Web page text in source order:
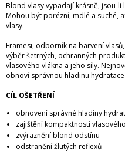
Blond vlasy vypadají krásně, jsou-li
Mohou být porézní, mdlé a suché,
vlasy.
Framesi, odborník na barvení
výběr šetrných, ochranných
vlasového vlákna a jeho síly.
obnoví správnou hladinu
CÍL OŠETŘENÍ
obnovení správné hladiny
zajištění kompaktnosti
zvýraznění blond odstínu
odstranění žlutých reflexů